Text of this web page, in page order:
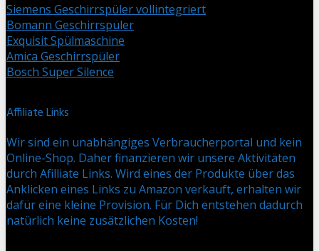
Siemens Geschirrspüler vollintegriert
Bomann Geschirrspüler
Exquisit Spülmaschine
Amica Geschirrspüler
Bosch Super Silence
Affiliate Links
Wir sind ein unabhängiges Verbraucherportal und kein
Online-Shop. Daher finanzieren wir unsere Aktivitäten
durch Afilliate Links. Wird eines der Produkte über das
Anklicken eines Links zu Amazon verkauft, erhalten wir
dafür eine kleine Provision. Für Dich entstehen dadurch
natürlich keine zusätzlichen Kosten!